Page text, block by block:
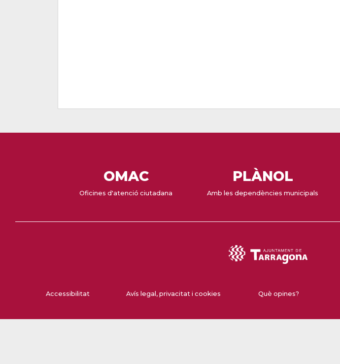
OMAC
Oficines d'atenció ciutadana
PLÀNOL
Amb les dependències municipals
Accessibilitat Avís legal, privacitat i cookies Què opines?